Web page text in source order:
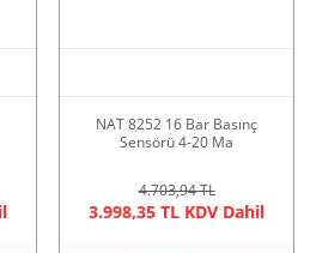
NAT 8252 16 Bar Basınç
Sensörü 4-20 Ma
4.703,94 TL
3.998,35 TL KDV Dahil